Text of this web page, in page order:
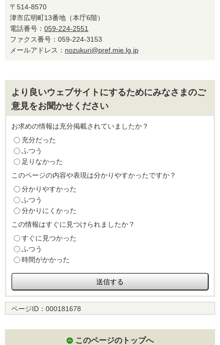
〒514-8570
津市広明町13番地（本庁6階）
電話番号： 059-224-2551
ファクス番号：059-224-3153
メールアドレス： nozukuri@pref.mie.lg.jp
より良いウェブサイトにするためにみなさまのご
意見をお聞かせください
お求めの情報は充分掲載されていましたか？
充分だった
ふつう
足りなかった
このページの内容や表現は分かりやすかったですか？
分かりやすかった
ふつう
分かりにくかった
この情報はすぐに見つけられましたか？
すぐに見つかった
ふつう
時間がかかった
ページID： 000181678
このページのトップへ